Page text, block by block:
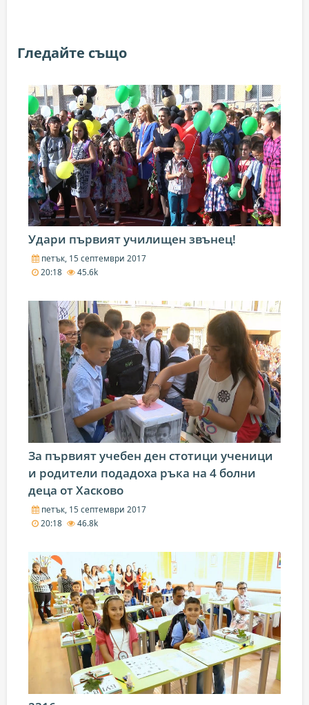
Гледайте също
Удари първият училищен звънец!
петък, 15 септември 2017
20:18
45.6k
За първият учебен ден стотици ученици
и родители подадоха ръка на 4 болни
деца от Хасково
петък, 15 септември 2017
20:18
46.8k